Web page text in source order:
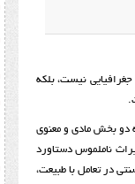
نیست، بلکه
دو بخش مادی و معنوی
ناملموس دستاورد
در تعامل با طبیعت،